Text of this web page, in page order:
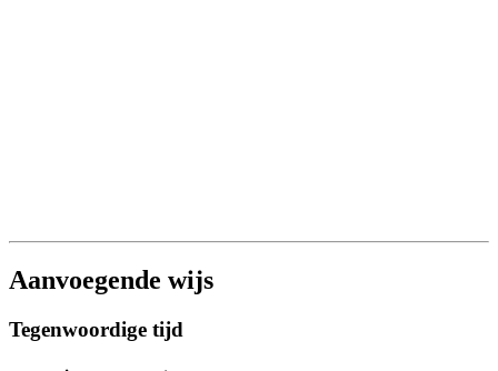
Aanvoegende wijs
Tegenwoordige tijd